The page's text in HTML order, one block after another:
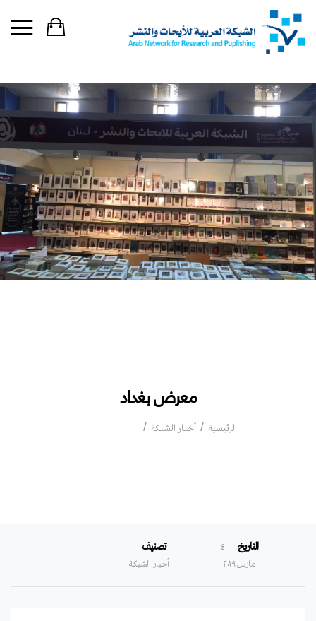
معرض بغداد
الرئيسية أخبار الشبكة
التاريخ
٤
مارس ۲۰۱۹
تصنيف
أخبار الشبكة